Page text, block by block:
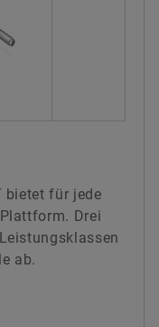
bietet für jede
Drei
ab.